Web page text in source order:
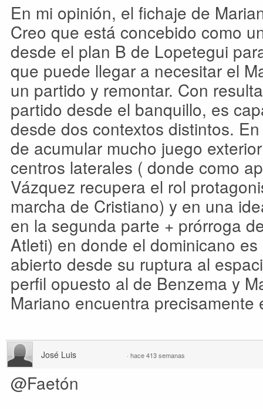
En mi opinión, el fichaje de
Creo que está concebido como
desde el plan B de Lopetegui
que puede llegar a necesitar el
un partido y remontar. Con
partido desde el banquillo, es
desde dos contextos distintos.
de acumular mucho juego
centros laterales ( donde como
Vázquez recupera el rol
marcha de Cristiano) y en una
en la segunda parte + prórroga
Atleti) en donde el dominicano
abierto desde su ruptura al
perfil opuesto al de Benzema y
Mariano encuentra precisamente
José Luis · hace 413 semanas
@Faetón